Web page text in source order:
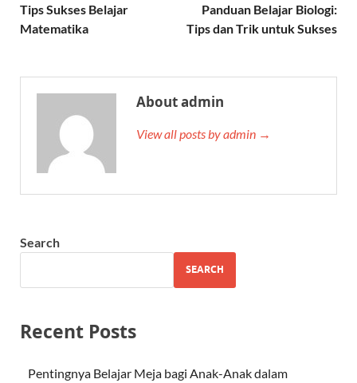
Tips Sukses Belajar
Matematika
Panduan Belajar Biologi:
Tips dan Trik untuk Sukses
About admin
View all posts by admin →
Search
SEARCH
Recent Posts
Pentingnya Belajar Meja bagi Anak-Anak dalam